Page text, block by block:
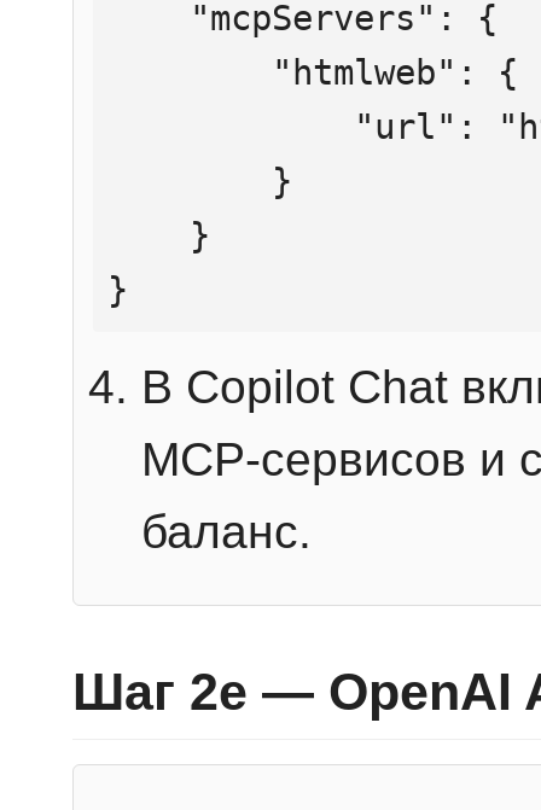
}
В Copilot Chat
MCP-сервисов и
баланс.
Шаг 2e — OpenAI